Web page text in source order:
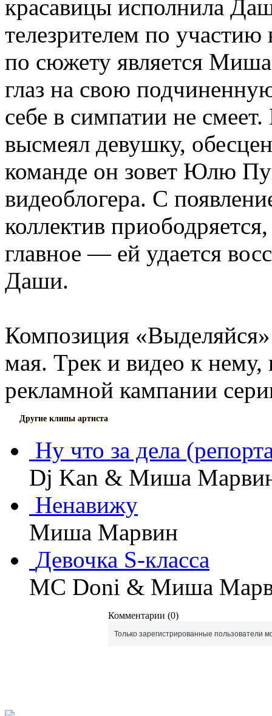
красавицы исполнила
телезрителем по
по сюжету является
глаз на свою
себе в симпатии не
высмеял девушку,
команде он зовет Юлю
видеоблогера. С
коллектив
главное — ей удается
Даши.
Композиция
мая. Трек и видео к
рекламной кампании
Другие клипы артиста
Ну что за дела
Dj Kan & Миша
Ненавижу
Миша Марвин
Девочка S-класса
MC Doni & Миша
Комментарии (0)
Только зарегистрированные пользователи